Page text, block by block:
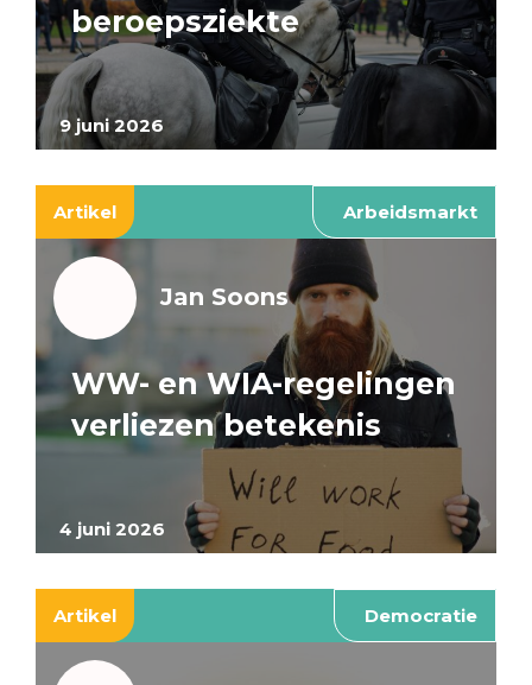
9 juni 2026
beroepsziekte
Artikel Arbeidsmarkt
4 juni 2026
Jan Soons
WW- en WIA-regelingen
verliezen betekenis
Artikel Democratie